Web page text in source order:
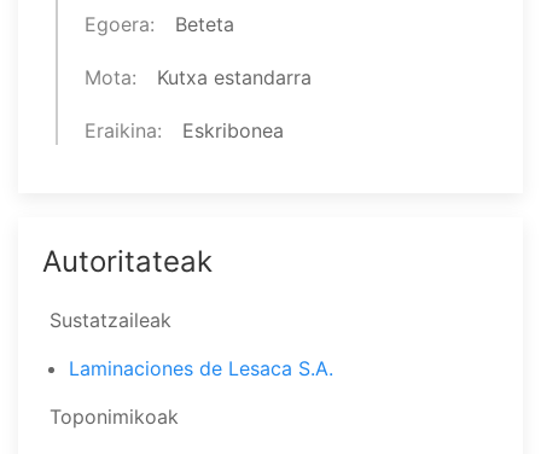
Egoera Beteta
Mota Kutxa estandarra
Eraikina Eskribonea
Autoritateak
Sustatzaileak
Laminaciones de Lesaca S.A.
Toponimikoak